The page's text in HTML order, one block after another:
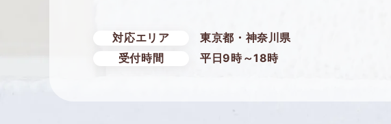
対応エリア
東京都・神奈川県
受付時間
平日9時～18時